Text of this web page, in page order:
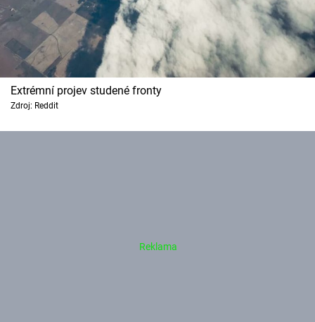
Extrémní projev studené fronty
Zdroj: Reddit